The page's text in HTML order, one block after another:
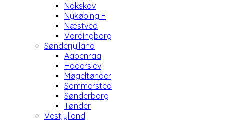
Nakskov
Nykøbing F
Næstved
Vordingborg
Sønderjylland
Aabenraa
Haderslev
Møgeltønder
Sommersted
Sønderborg
Tønder
Vestjylland